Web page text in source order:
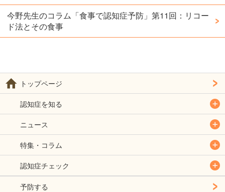
今野先生のコラム「食事で認知症予防」第11回：リコー
ド法とその食事
トップページ
認知症を知る
ニュース
特集・コラム
認知症チェック
予防する